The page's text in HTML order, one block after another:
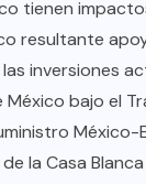
tienen
resultante
inversiones
bajo el
la Casa Blanca